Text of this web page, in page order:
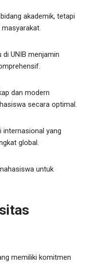
akademik, tetapi
UNIB menjamin
dan modern
secara optimal.
internasional yang
global.
untuk
memiliki komitmen